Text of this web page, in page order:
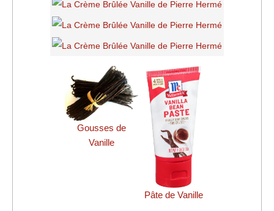
Gousses de
Vanille
Pâte de Vanille